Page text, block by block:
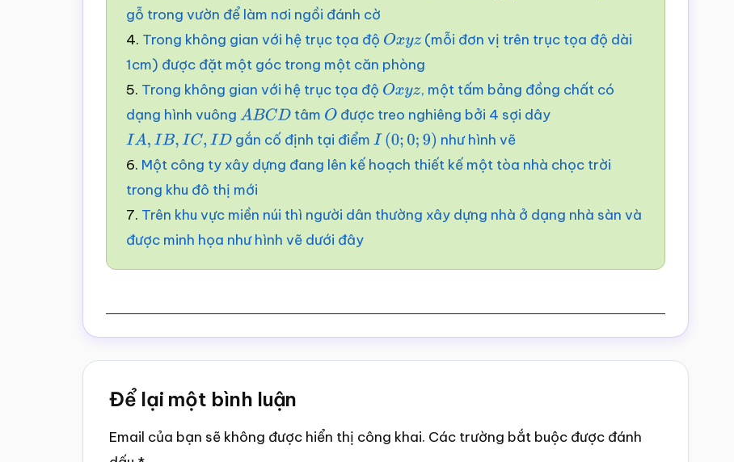
gỗ trong vườn để làm nơi ngồi đánh cờ
4. Trong không gian với hệ trục tọa độ Oxyz(mỗi đơn vị trên trục tọa độ dài
1cm) được đặt một góc trong một căn phòng
5. Trong không gian với hệ trục tọa độ Oxyz, một tấm bảng đồng chất có
dạng hình vuông ABCD tâm Ođược treo nghiêng bởi 4 sợi dây
IA,IB,IC,ID gắn cố định tại điểmI( 0;0 ;9)
như hình vẽ
6. Một công ty xây dựng đang lên kế hoạch thiết kế một tòa nhà chọc trời
trong khu đô thị mới
7. Trên khu vực miền núi thì người dân thường xây dựng nhà ở dạng nhà sàn và
được minh họa như hình vẽ dưới đây
Reader
Interactions
Để lại một bình luận
Email của bạn sẽ không được hiển thị công khai. Các trường bắt buộc được đánh